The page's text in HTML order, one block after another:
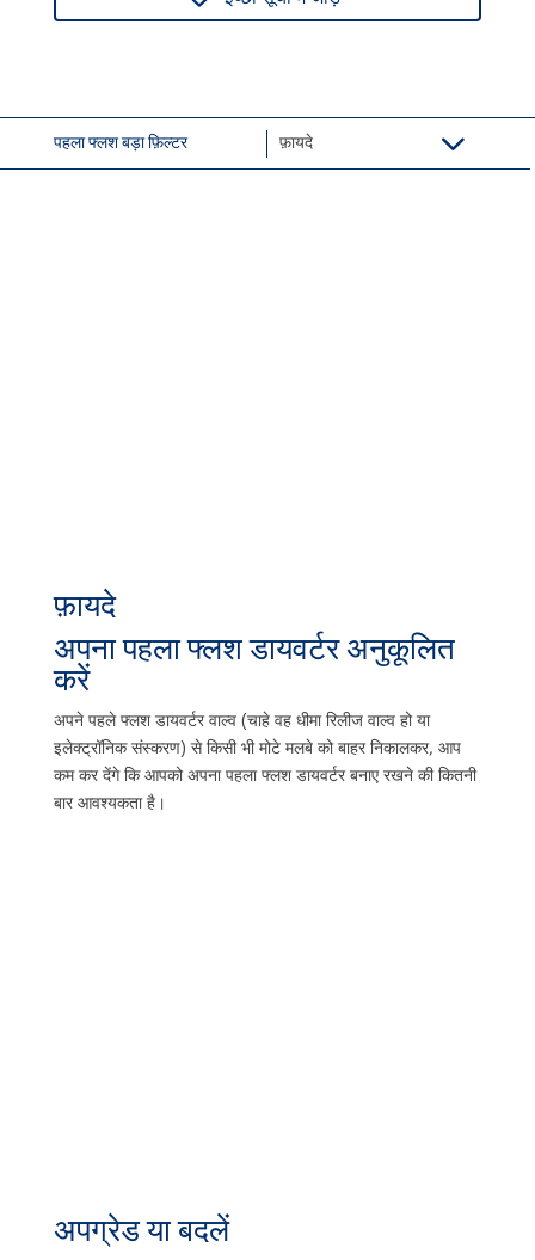
पहला फ्लश बड़ा फ़िल्टर फ़ायदे
फ़ायदे
अपना पहला फ्लश डायवर्टर अनुकूलित
करें
अपने पहले फ्लश डायवर्टर वाल्व (चाहे वह धीमा रिलीज वाल्व हो या
इलेक्ट्रॉनिक संस्करण) से किसी भी मोटे मलबे को बाहर निकालकर, आप
कम कर देंगे कि आपको अपना पहला फ्लश डायवर्टर बनाए रखने की कितनी
बार आवश्यकता है।
अपग्रेड या बदलें